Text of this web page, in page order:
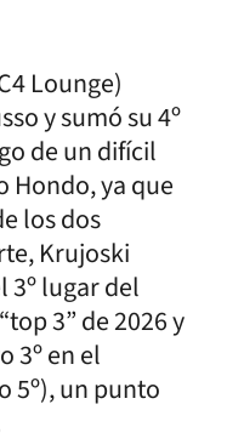
Lounge)
y sumó su 4º
de un difícil
Hondo, ya que
los dos
Krujoski
3º lugar del
3” de 2026 y
3º en el
5º), un punto